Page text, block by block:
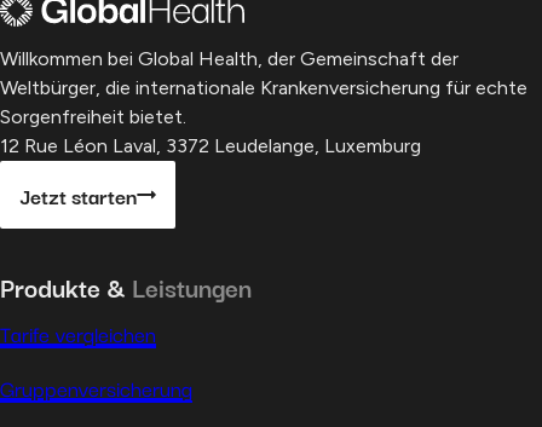
Willkommen bei Global Health, der Gemeinschaft der
Weltbürger, die internationale Krankenversicherung für echte
Sorgenfreiheit bietet.
12 Rue Léon Laval, 3372 Leudelange, Luxemburg
Jetzt starten
Produkte & Leistungen
Tarife vergleichen
Gruppenversicherung